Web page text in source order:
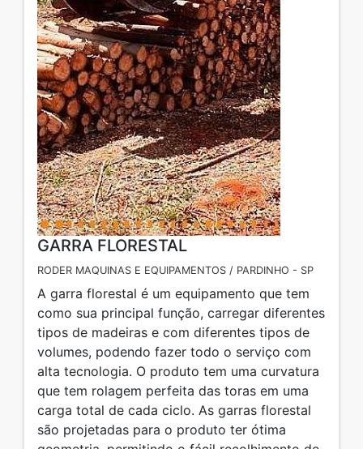
GARRA FLORESTAL
RODER MAQUINAS E EQUIPAMENTOS / PARDINHO - SP
A garra florestal é um equipamento que tem
como sua principal função, carregar diferentes
tipos de madeiras e com diferentes tipos de
volumes, podendo fazer todo o serviço com
alta tecnologia. O produto tem uma curvatura
que tem rolagem perfeita das toras em uma
carga total de cada ciclo. As garras florestal
são projetadas para o produto ter ótima